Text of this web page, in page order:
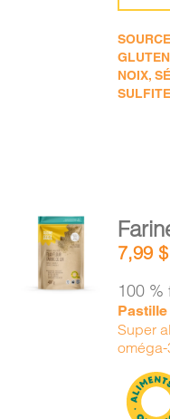
NOIX,
AJOUTER
AU
PANIER
/
7,99$
100
Super
oméga-